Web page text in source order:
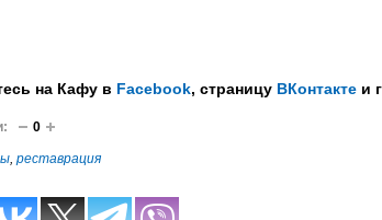
на Кафу в Facebook, страницу ВКонтакте и
0
, реставрация